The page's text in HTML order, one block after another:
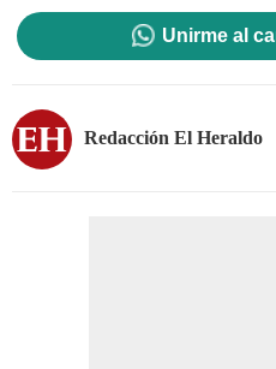
Unirme al
Redacción El Heraldo